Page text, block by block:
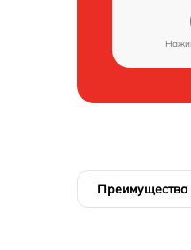
Преимущества